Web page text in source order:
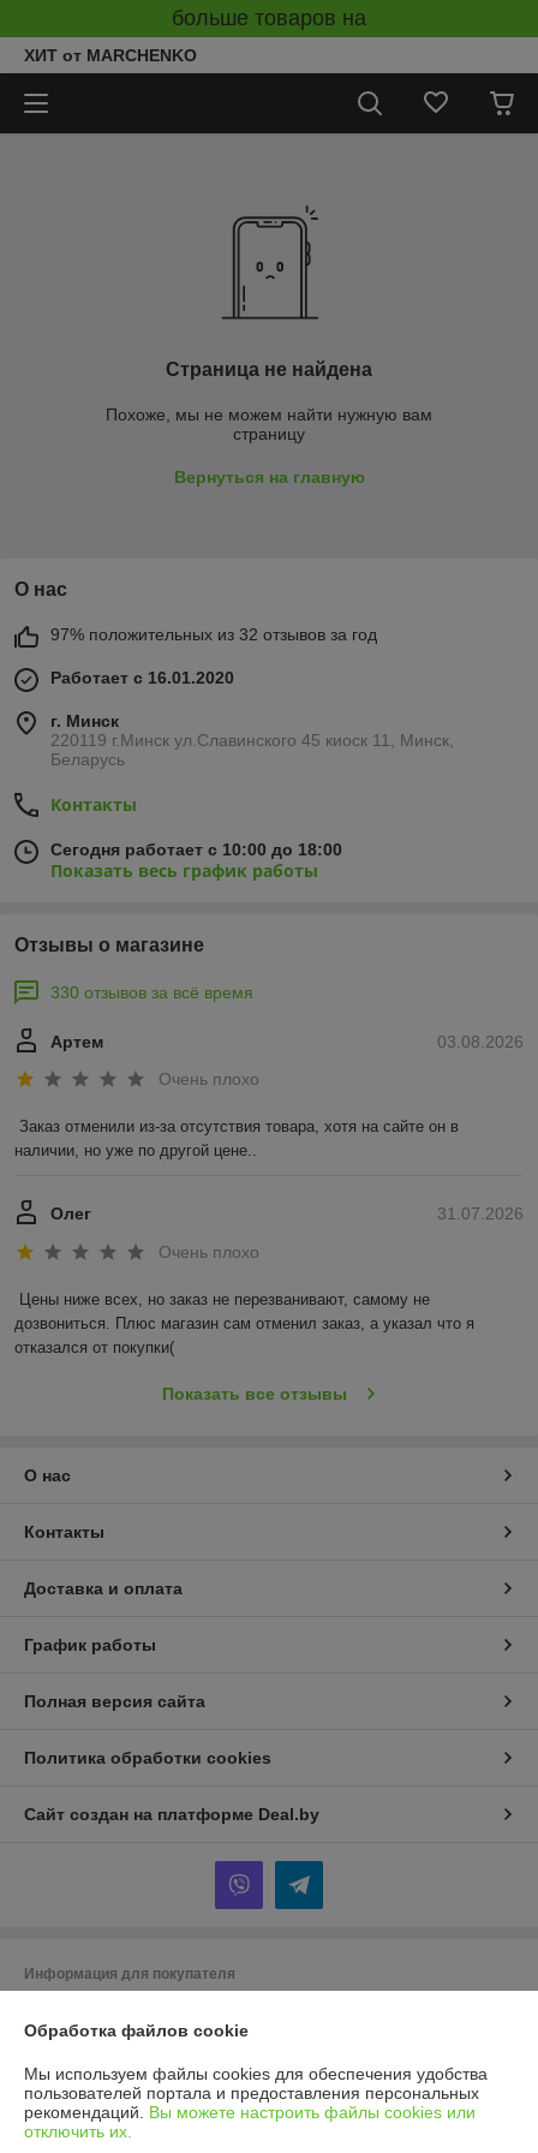
больше товаров на
ХИТ от MARCHENKO
Страница не найдена
Похоже, мы не можем найти нужную вам
страницу
Вернуться на главную
О нас
97% положительных из 32 отзывов за год
Работает с 16.01.2020
г. Минск
220119 г.Минск ул.Славинского 45 киоск 11, Минск,
Беларусь
Контакты
Сегодня работает с 10:00 до 18:00
Показать весь график работы
Отзывы о магазине
330 отзывов за всё время
03.08.2026
Артем
Очень плохо
Заказ отменили из-за отсутствия товара, хотя на сайте он в
наличии, но уже по другой цене..
31.07.2026
Олег
Очень плохо
Цены ниже всех, но заказ не перезванивают, самому не
дозвониться. Плюс магазин сам отменил заказ, а указал что я
отказался от покупки(
Показать все отзывы
О нас
Контакты
Доставка и оплата
График работы
Полная версия сайта
Политика обработки cookies
Сайт создан на платформе Deal.by
Информация для покупателя
220086 г. Минск ул. Славинского 45/12
Регистрационный номер ЕГР: 193975225
УНП: 193975225
Обработка файлов cookie
Мы используем файлы cookies для обеспечения удобства
пользователей портала и предоставления персональных
рекомендаций. Вы можете настроить файлы cookies или
отключить их.